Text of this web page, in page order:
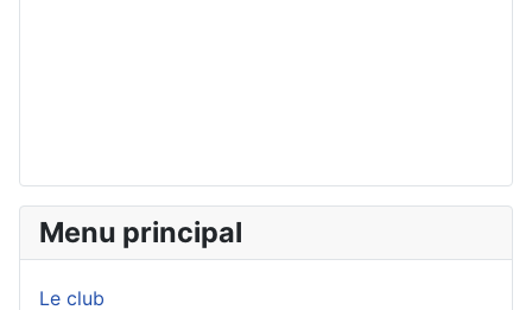
Menu principal
Le club